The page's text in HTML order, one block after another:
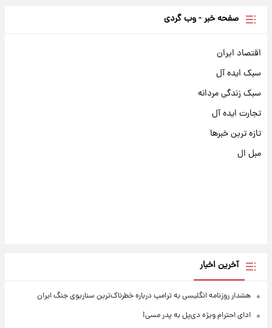
صفحه خبر - وب گردی
اقتصاد ایران
سبک ایده آل
سبک زندگی مردانه
تجارت ایده آل
تازه ترین خبرها
مبل ال
آخرین اخبار
هشدار روزنامه انگلیسی به ترامپ درباره خطرناک‌ترین سناریوی جنگ ایران
ادای احترام ویژه دی‌پل به پدر مسی!